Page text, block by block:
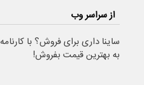
از سراسر وب
ساینا داری برای فروش؟ با کارنامه
به بهترین قیمت بفروش!